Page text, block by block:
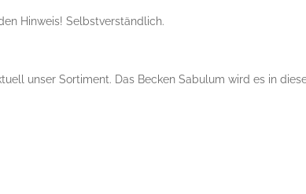
Hinweis! Selbstverständlich.
unser Sortiment. Das Becken Sabulum wird es in